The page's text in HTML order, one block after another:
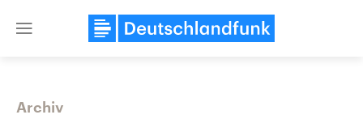
Close
Archiv